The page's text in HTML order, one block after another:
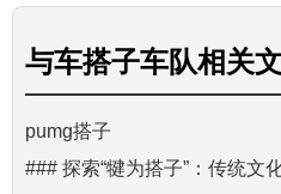
与车搭子车队相关
pumg搭子
### 探索“犍为搭子”：传统文